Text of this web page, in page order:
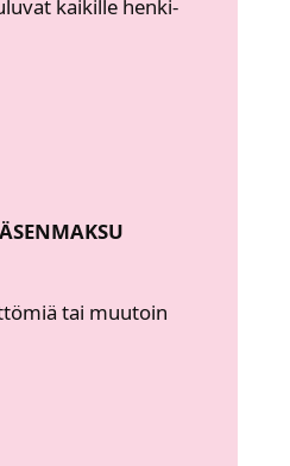
kai­kil­le hen­ki­
tai muu­toin